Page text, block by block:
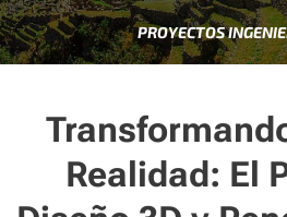
PROYECTOS
Realidad: El